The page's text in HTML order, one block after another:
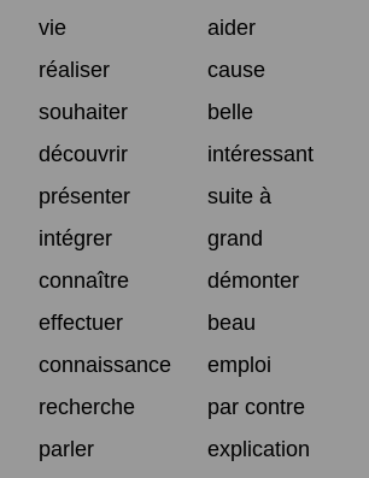
vie
aider
réaliser
cause
souhaiter
belle
découvrir
intéressant
présenter
suite à
intégrer
grand
connaître
démonter
effectuer
beau
connaissance
emploi
recherche
par contre
parler
explication